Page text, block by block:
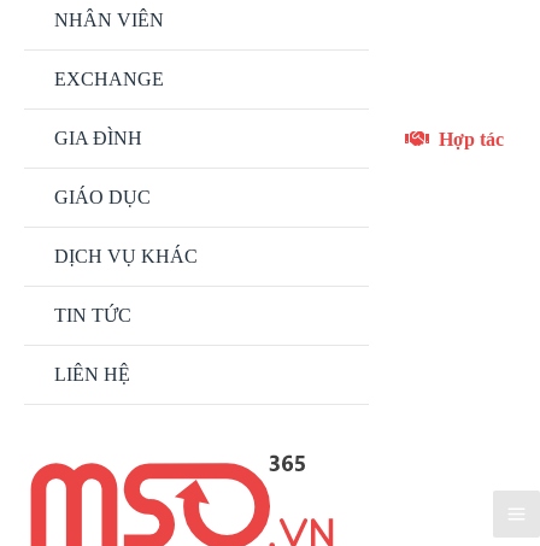
NHÂN VIÊN
EXCHANGE
GIA ĐÌNH
GIÁO DỤC
DỊCH VỤ KHÁC
TIN TỨC
LIÊN HỆ
Hợp tác